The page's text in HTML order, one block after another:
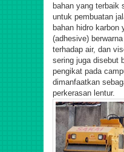
bahan yang terbaik
untuk pembuatan
bahan hidro
(adhesive)
terhadap air, dan
sering juga disebut
pengikat pada
dimanfaatkan
perkerasan lentur.